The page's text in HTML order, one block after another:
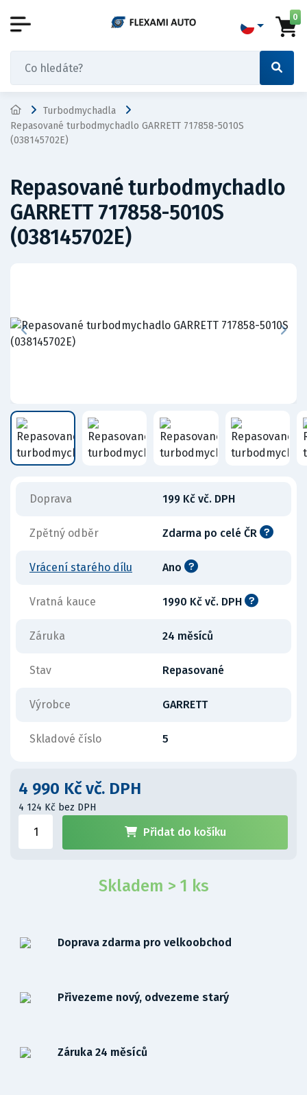
0
Turbodmychadla
Repasované turbodmychadlo GARRETT 717858-5010S
(038145702E)
Repasované turbodmychadlo
GARRETT 717858-5010S
(038145702E)
Doprava 199 Kč vč. DPH
Zpětný odběr Zdarma po celé ČR
Vrácení starého dílu Ano
Vratná kauce 1990 Kč vč. DPH
Záruka 24 měsíců
Stav Repasované
Výrobce GARRETT
Skladové číslo 5
4 990 Kč vč. DPH
4 124 Kč bez DPH
Přidat do košíku
Skladem > 1 ks
Doprava zdarma pro velkoobchod
Přivezeme nový, odvezeme starý
Záruka 24 měsíců